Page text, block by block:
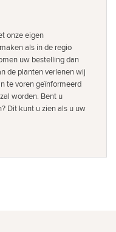
onze eigen
als in de regio
uw bestelling dan
de planten verlenen wij
te voren geïnformeerd
worden. Bent u
Dit kunt u zien als u uw